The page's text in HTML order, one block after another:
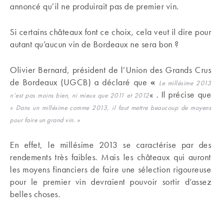
annoncé qu’il ne produirait pas de premier vin.
Si certains châteaux font ce choix, cela veut il dire pour
autant qu’aucun vin de Bordeaux ne sera bon ?
Olivier Bernard, président de l’Union des Grands Crus
de Bordeaux (UGCB) a déclaré que « Le millésime 2013
n’est pas moins bien, ni mieux que 2011 et 2012« . Il précise que
« Dans un millésime comme 2013, il faut mettre beaucoup de moyens
pour faire un grand vin. »
En effet, le millésime 2013 se caractérise par des
rendements très faibles. Mais les châteaux qui auront
les moyens financiers de faire une sélection rigoureuse
pour le premier vin devraient pouvoir sortir d’assez
belles choses.